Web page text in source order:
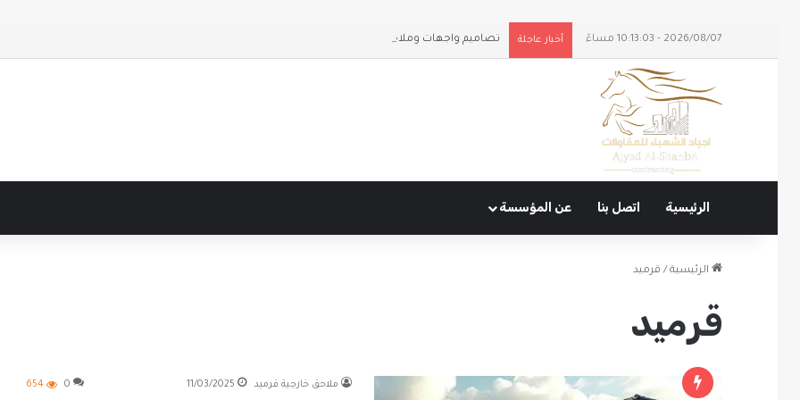
2026/08/07 - 10:13:03 مساءً أخبار عاجلة تصاميم واجهات وملاحق حديثة
الرئيسية اتصل بنا عن المؤسسة
الرئيسية / قرميد
قرميد
ملاحق خارجية قرميد 11/03/2025
0
654